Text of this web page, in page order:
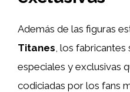
Además de las figuras
Titanes , los
especiales y exclusivas
codiciadas por los fans